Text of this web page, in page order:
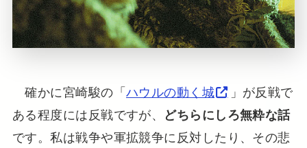
確かに宮崎駿の「ハウルの動く城
」が反戦で
ある程度には反戦ですが、
どちらにしろ無粋な話
です。私は戦争や軍拡競争に反対したり、その悲